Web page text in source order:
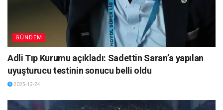
GÜNDEM
Adli Tıp Kurumu açıkladı: Sadettin Saran’a yapılan
uyuşturucu testinin sonucu belli oldu
2025-12-24